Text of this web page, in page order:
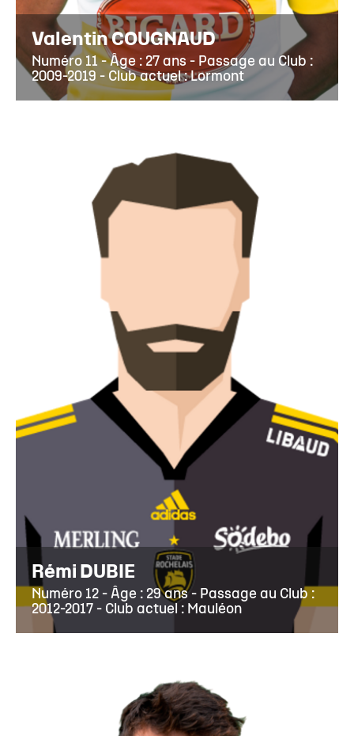
Valentin COUGNAUD
Numéro 11 - Âge : 27 ans - Passage au Club :
2009-2019 - Club actuel : Lormont
Rémi DUBIE
Numéro 12 - Âge : 29 ans - Passage au Club :
2012-2017 - Club actuel : Mauléon